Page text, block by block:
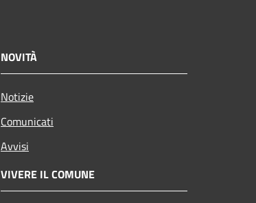
NOVITÀ
Notizie
Comunicati
Avvisi
VIVERE IL COMUNE